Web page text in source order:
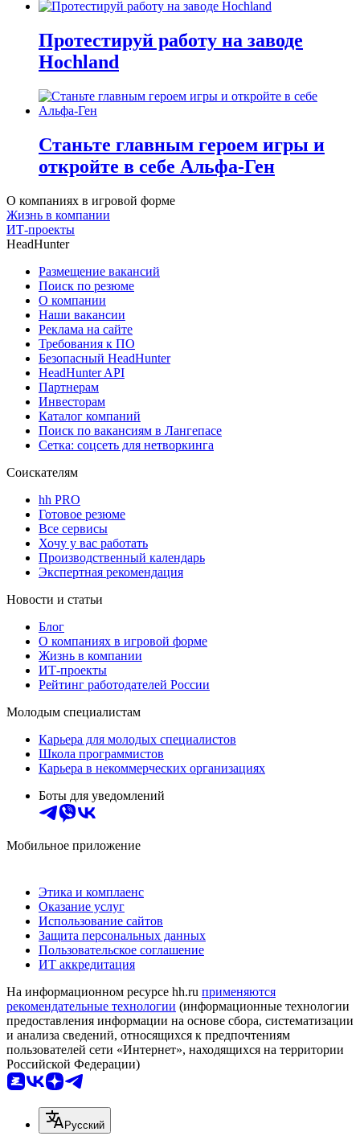
Протестируй работу на заводе
Hochland
Станьте главным героем игры и
откройте в себе Альфа-Ген
О компаниях в игровой форме
Жизнь в компании
ИТ-проекты
HeadHunter
Размещение вакансий
Поиск по резюме
О компании
Наши вакансии
Реклама на сайте
Требования к ПО
Безопасный HeadHunter
HeadHunter API
Партнерам
Инвесторам
Каталог компаний
Поиск по вакансиям в Лангепасе
Сетка: соцсеть для нетворкинга
Соискателям
hh PRO
Готовое резюме
Все сервисы
Хочу у вас работать
Производственный календарь
Экспертная рекомендация
Новости и статьи
Блог
О компаниях в игровой форме
Жизнь в компании
ИТ-проекты
Рейтинг работодателей России
Молодым специалистам
Карьера для молодых специалистов
Школа программистов
Карьера в некоммерческих организациях
Боты для уведомлений
Мобильное приложение
Этика и комплаенс
Оказание услуг
Использование сайтов
Защита персональных данных
Пользовательское соглашение
ИТ аккредитация
На информационном ресурсе hh.ru применяются
рекомендательные технологии (информационные технологии
предоставления информации на основе сбора, систематизации
и анализа сведений, относящихся к предпочтениям
пользователей сети «Интернет», находящихся на территории
Российской Федерации)
Русский